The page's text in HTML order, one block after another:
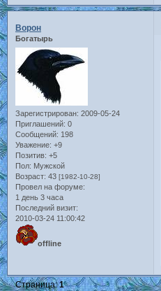
Ворон
Богатырь
Зарегистрирован: 2009-05-24
Приглашений: 0
Сообщений: 198
Уважение: +9
Позитив: +5
Пол: Мужской
Возраст: 43 [1982-10-28]
Провел на форуме:
1 день 3 часа
Последний визит:
2010-03-24 11:00:42
offline
Страница:1